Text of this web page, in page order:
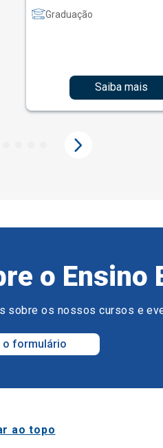
Graduação
Saiba mais
o Ensino
sobre os nossos cursos e
o formulário
ao topo